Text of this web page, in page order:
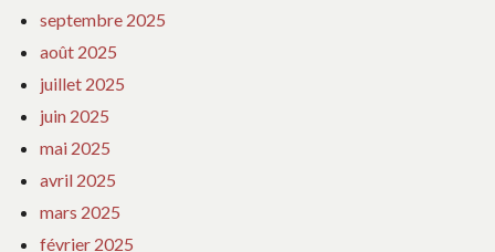
septembre 2025
août 2025
juillet 2025
juin 2025
mai 2025
avril 2025
mars 2025
février 2025